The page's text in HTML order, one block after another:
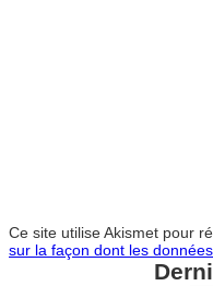
Ce site utilise Akismet pour
sur la façon dont les